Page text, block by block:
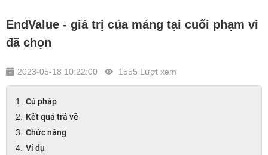
EndValue - giá trị của mảng tại cuối phạm vi
đã chọn
2023-05-18 10:22:00 1555 Lượt xem
Cú pháp
Kết quả trả về
Chức năng
Ví dụ